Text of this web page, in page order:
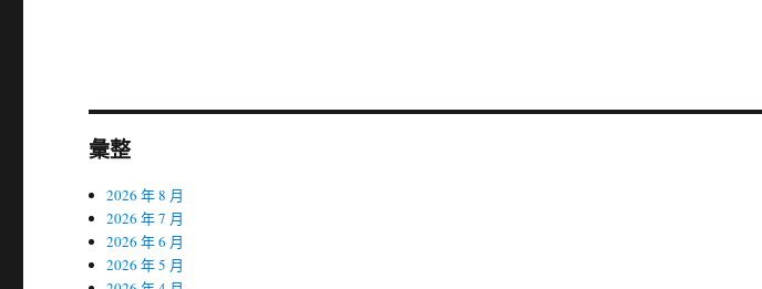
彙整
2026 年 8 月
2026 年 7 月
2026 年 6 月
2026 年 5 月